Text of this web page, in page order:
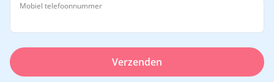
Mobiel telefoonnummer
Verzenden